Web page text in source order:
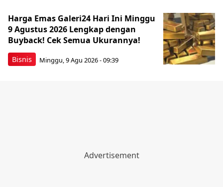
Bisnis
Harga Emas Galeri24 Hari Ini Minggu
9 Agustus 2026 Lengkap dengan
Buyback! Cek Semua Ukurannya!
Minggu, 9 Agu 2026 - 09:39